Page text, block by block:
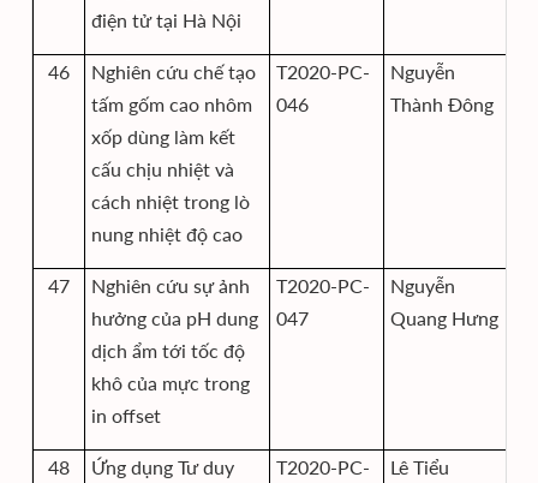
điện tử tại Hà Nội
46
Nghiên cứu chế tạo
tấm gốm cao nhôm
xốp dùng làm kết
cấu chịu nhiệt và
cách nhiệt trong lò
nung nhiệt độ cao
T2020-PC-
046
Nguyễn
Thành Đông
47
Nghiên cứu sự ảnh
hưởng của pH dung
dịch ẩm tới tốc độ
khô của mực trong
in offset
T2020-PC-
047
Nguyễn
Quang Hưng
48
Ứng dụng Tư duy
T2020-PC-
Lê Tiểu